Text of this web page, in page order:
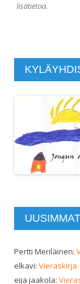
lisätietoa.
Pertti Meriläinen:
elkavi: Vieraskirja
eija jaakola: